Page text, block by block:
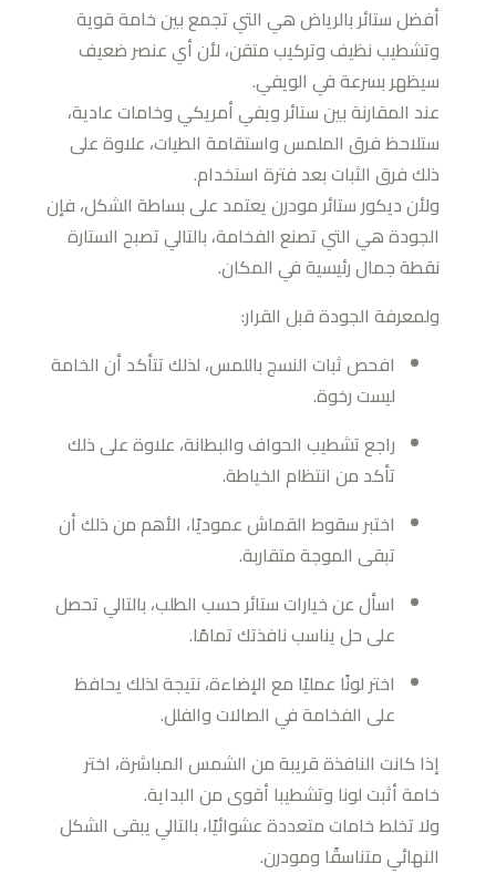
أفضل ستائر بالرياض هي التي تجمع بين خامة قوية
وتشطيب نظيف وتركيب متقن، لأن أي عنصر ضعيف
سيظهر بسرعة في الويفي.
عند المقارنة بين ستائر ويفي أمريكي وخامات عادية،
ستلاحظ فرق الملمس واستقامة الطيات، علاوة على
ذلك فرق الثبات بعد فترة استخدام.
ولأن ديكور ستائر مودرن يعتمد على بساطة الشكل، فإن
الجودة هي التي تصنع الفخامة، بالتالي تصبح الستارة
نقطة جمال رئيسية في المكان.
ولمعرفة الجودة قبل القرار:
افحص ثبات النسج باللمس، لذلك تتأكد أن الخامة
ليست رخوة.
راجع تشطيب الحواف والبطانة، علاوة على ذلك
تأكد من انتظام الخياطة.
اختبر سقوط القماش عموديًا، الأهم من ذلك أن
تبقى الموجة متقاربة.
اسأل عن خيارات ستائر حسب الطلب، بالتالي تحصل
على حل يناسب نافذتك تمامًا.
اختر لونًا عمليًا مع الإضاءة، نتيجة لذلك يحافظ
على الفخامة في الصالات والفلل.
إذا كانت النافذة قريبة من الشمس المباشرة، اختر
خامة أثبت لونا وتشطيبا أقوى من البداية.
ولا تخلط خامات متعددة عشوائيًا، بالتالي يبقى الشكل
النهائي متناسقًا ومودرن.